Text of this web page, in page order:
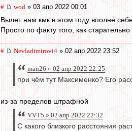
# wod » 03 апр 2022 00:01
Вылет нам кмк в этом году вполне себе
Просто по факту того, как
# Nevladimirovi4 » 02 апр 2022 23:52
man26 » 02 апр 2022 22:25
при чём тут Максименко? Его
из-за пределов штрафной
VVT5 » 02 апр 2022 22:32
С какого близкого расстояния